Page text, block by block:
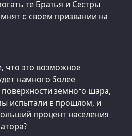
те Братья и Сестры
о своем призвании на
что это возможное
намного более
земного шара,
испытали в прошлом, и
процент населения